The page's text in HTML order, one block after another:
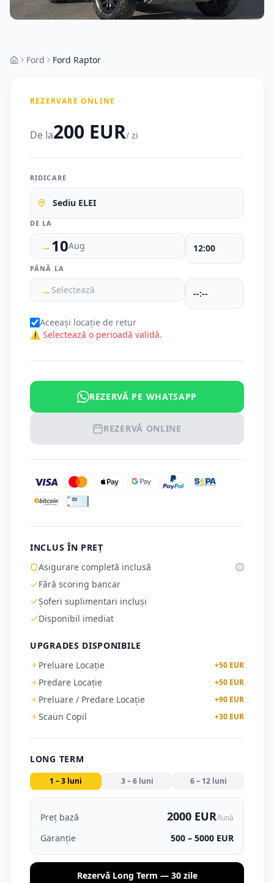
Ford Ford Raptor
REZERVARE ONLINE
De la200 EUR/ zi
RIDICARE
Sediu ELEI
DE LA
→10Aug
PÂNĂ LA
→ Selectează
Aceeași locație de retur
⚠ Selectează o perioadă validă.
REZERVĂ PE WHATSAPP
REZERVĂ ONLINE
INCLUS ÎN PREȚ
Asigurare completă inclusă
Fără scoring bancar
Șoferi suplimentari incluși
Disponibil imediat
UPGRADES DISPONIBILE
Preluare Locație
+50 EUR
Predare Locație +50 EUR
Preluare / Predare Locație +90 EUR
Scaun Copil +30 EUR
LONG TERM
1 – 3 luni 3 – 6 luni 6 – 12 luni
Preț bază 2000 EUR/lună
Garanție 500 – 5000 EUR
Rezervă Long Term — 30 zile